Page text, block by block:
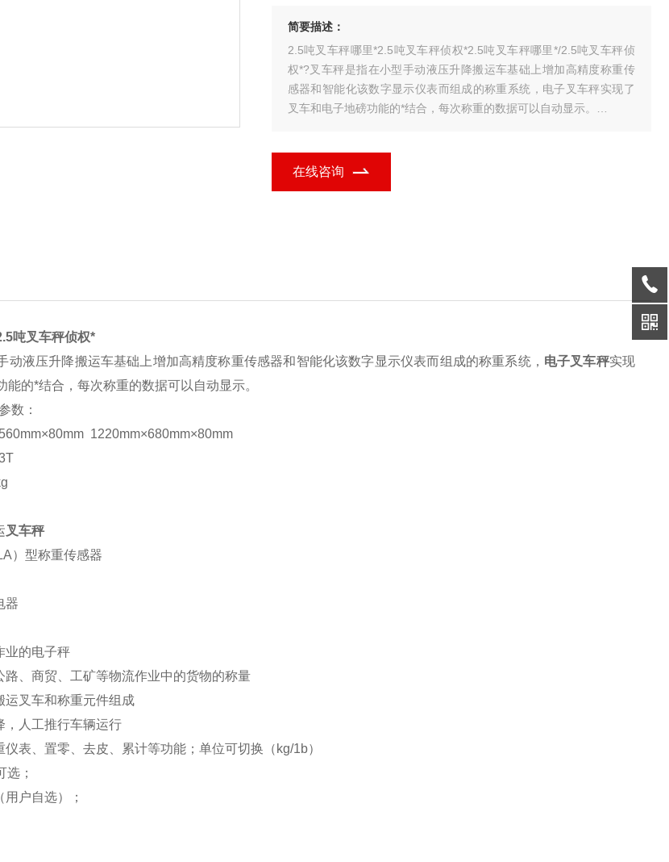
简要描述：
2.5吨叉车秤哪里*2.5吨叉车秤侦权*2.5吨叉车秤哪里*/2.5吨叉车秤侦
权*?叉车秤是指在小型手动液压升降搬运车基础上增加高精度称重传
感器和智能化该数字显示仪表而组成的称重系统，电子叉车秤实现了
叉车和电子地磅功能的*结合，每次称重的数据可以自动显示。
?在线咨询
吨叉车秤侦权*
动液压升降搬运车基础上增加高精度称重传感器和智能化该数字显示仪表而组成的称重系统， 电子叉车秤实现
能的*结合，每次称重的数据可以自动显示。
数：
1220mm×680mm×80mm
叉车秤
）型称重传感器
器
业的电子秤
路、商贸、工矿等物流作业中的货物的称量
运叉车和称重元件组成
，人工推行车辆运行
表、置零、去皮、累计等功能；单位可切换（kg/1b）
选；
户自选）；